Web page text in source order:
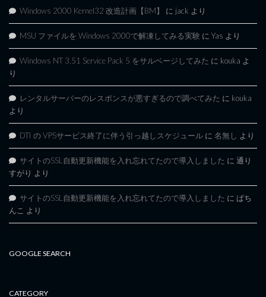
Windows 2000 Kernel32 改造計画【BM】 に jack より
MSU ファイルを Windows 2000で解凍してみる実験 に Yas より
Windows NT 3.51 Service Pack 5 をサルベージしてみた に kouka よ
り
レンタルサーバーのレスポンスが悪すぎるので調べてみた に kouka
より
DTI の VPSサービス終了に伴う引っ越しスケジュール に 名無し より
サイトのSSL自動更新機能を入れ忘れてたので導入しました に 通り
すがり より
サイトのSSL自動更新機能を入れ忘れてたので導入しました に ぱち
んこ より
GOOGLE SEARCH
CATEGORY